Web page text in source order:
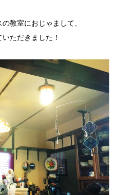
教室におじゃまして、
ただきました！